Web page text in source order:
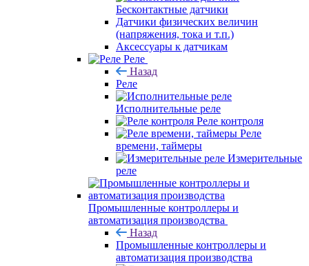
Бесконтактные датчики
Датчики физических величин
(напряжения, тока и т.п.)
Аксессуары к датчикам
Реле
Назад
Реле
Исполнительные реле
Реле контроля
Реле
времени, таймеры
Измерительные
реле
Промышленные контроллеры и
автоматизация производства
Назад
Промышленные контроллеры и
автоматизация производства